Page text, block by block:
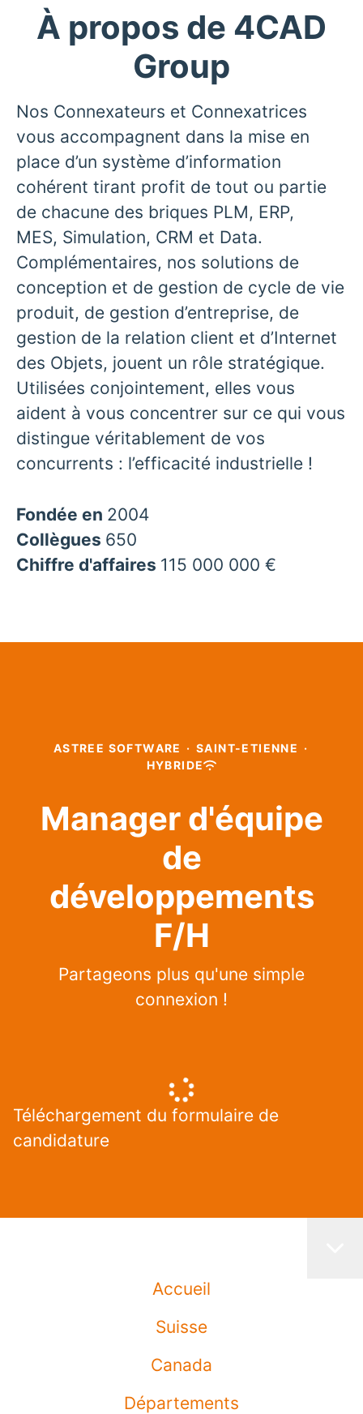
À propos de 4CAD
Group
Nos Connexateurs et Connexatrices
vous accompagnent dans la mise en
place d’un système d’information
cohérent tirant profit de tout ou partie
de chacune des briques PLM, ERP,
MES, Simulation, CRM et Data.
Complémentaires, nos solutions de
conception et de gestion de cycle de vie
produit, de gestion d’entreprise, de
gestion de la relation client et d’Internet
des Objets, jouent un rôle stratégique.
Utilisées conjointement, elles vous
aident à vous concentrer sur ce qui vous
distingue véritablement de vos
concurrents : l’efficacité industrielle !
Fondée en 2004
Collègues 650
Chiffre d'affaires 115 000 000 €
ASTREE SOFTWARE · SAINT-ETIENNE ·
HYBRIDE
Manager d'équipe
de
développements
F/H
Partageons plus qu'une simple
connexion !
Téléchargement du formulaire de
candidature
Accueil
Suisse
Canada
Départements